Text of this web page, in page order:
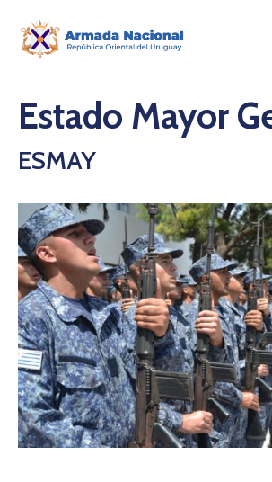
Institución
Inscripciones
Noticias
Corporativo
Contacto
Estado Mayor
ESMAY